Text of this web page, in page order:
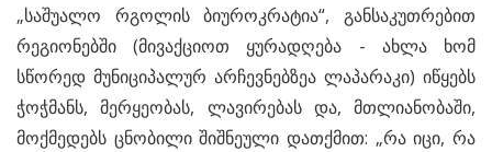
„საშუალო რგოლის ბიუროკრატია“, განსაკუთრებით
რეგიონებში (მივაქციოთ ყურადღება - ახლა ხომ
სწორედ მუნიციპალურ არჩევნებზეა ლაპარაკი) იწყებს
ჭოჭმანს, მერყეობას, ლავირებას და, მთლიანობაში,
მოქმედებს ცნობილი შიშნეული დათქმით: „რა იცი, რა